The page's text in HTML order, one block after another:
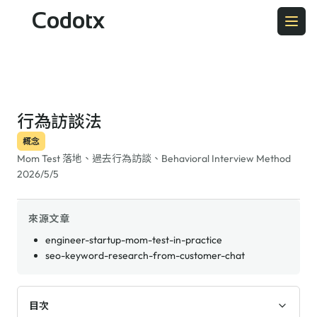
Codotx
行為訪談法
概念
Mom Test 落地、過去行為訪談、Behavioral Interview Method
2026/5/5
來源文章
engineer-startup-mom-test-in-practice
seo-keyword-research-from-customer-chat
目次